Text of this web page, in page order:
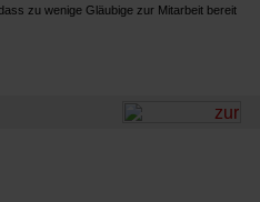
zu wenige Gläubige zur Mitarbeit bereit